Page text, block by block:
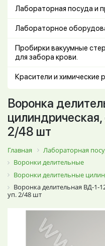
Лабораторная посуда и
Лабораторное
Пробирки вакуумные
для забора крови.
Красители и химические
Воронка
2/48 шт
Главная
Лабораторная
Воронки делительные
Воронки делительные
Воронка делительная ВД-1-
уп. 2/48 шт